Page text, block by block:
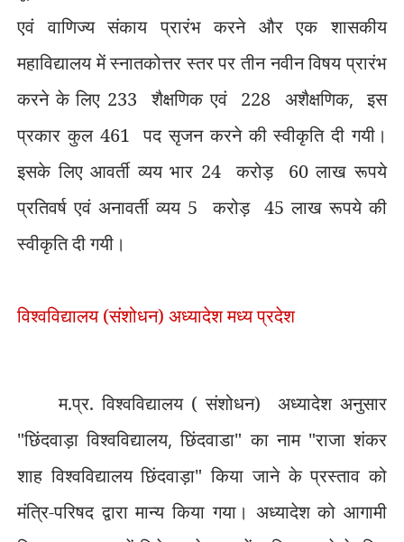
एवं वाणिज्य संकाय प्रारंभ करने और एक शासकीय
महाविद्यालय में स्नातकोत्तर स्तर पर तीन नवीन विषय प्रारंभ
करने के लिए 233
शैक्षणिक एवं 228 अशैक्षणिक, इस
प्रकार कुल 461
पद सृजन करने की स्वीकृति दी गयी।
इसके लिए आवर्ती व्यय भार 24
करोड़
60 लाख रूपये
प्रतिवर्ष एवं अनावर्ती व्यय 5
करोड़
45 लाख रूपये की
स्वीकृति दी गयी।
विश्वविद्यालय (संशोधन) अध्यादेश मध्य प्रदेश
म.प्र. विश्वविद्यालय ( संशोधन)
अध्यादेश अनुसार
"छिंदवाड़ा विश्वविद्यालय,छिंदवाडा" का नाम "राजा शंकर
शाह विश्वविद्यालय छिंदवाड़ा" किया जाने के प्रस्ताव को
मंत्रि-परिषद द्वारा मान्य किया गया। अध्यादेश को आगामी